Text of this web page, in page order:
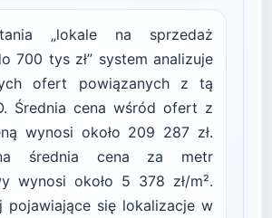
„lokale na sprzedaż
700 tys zł” system analizuje
ofert powiązanych z tą
Średnia cena wśród ofert z
wynosi około 209 287 zł.
średnia cena za metr
wynosi około 5 378 zł/m².
pojawiające się lokalizacje w